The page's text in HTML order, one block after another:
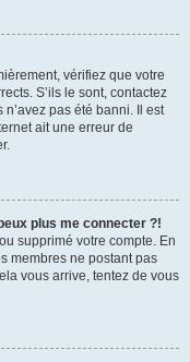
vérifiez que votre
S’ils le sont, contactez
pas été banni. Il est
ait une erreur de
plus me connecter ?!
supprimé votre compte. En
membres ne postant pas
vous arrive, tentez de vous